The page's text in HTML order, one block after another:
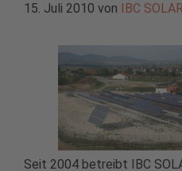
15. Juli 2010 von IBC SOLAR
Seit 2004 betreibt IBC